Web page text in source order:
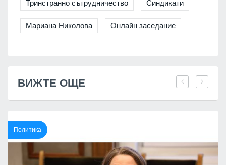
Тринстранно сътрудничество Синдикати
Мариана Николова Онлайн заседание
ВИЖТЕ ОЩЕ
Политика